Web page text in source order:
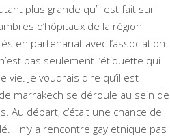
plus grande qu’il est fait sur
d’hôpitaux de la région
en partenariat avec l’association.
pas seulement l’étiquette qui
vie. Je voudrais dire qu’il est
marrakech se déroule au sein de
Au départ, c’était une chance de
Il n’y a rencontre gay etnique pas